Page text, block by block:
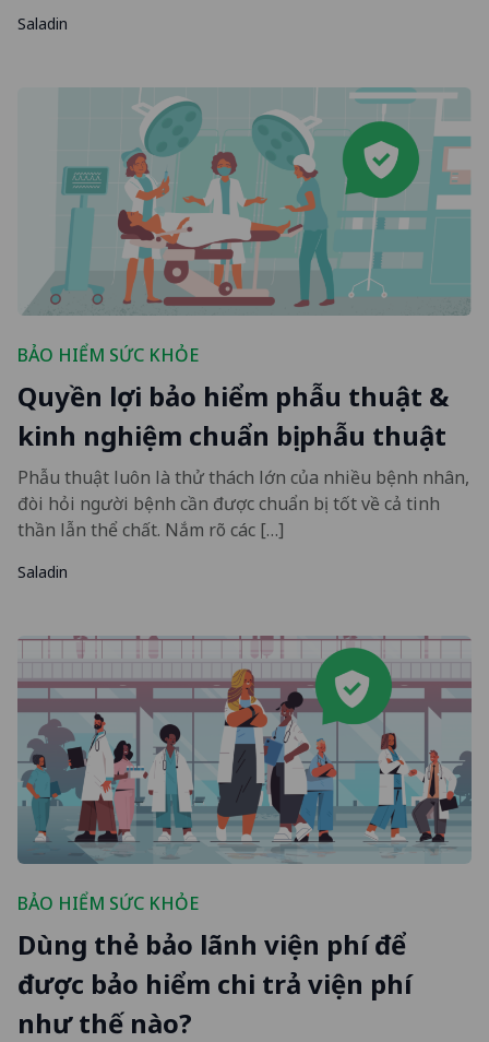
Saladin
BẢO HIỂM SỨC KHỎE
Quyền lợi bảo hiểm phẫu thuật &
kinh nghiệm chuẩn bị phẫu thuật
Phẫu thuật luôn là thử thách lớn của nhiều bệnh nhân,
đòi hỏi người bệnh cần được chuẩn bị tốt về cả tinh
thần lẫn thể chất. Nắm rõ các […]
Saladin
BẢO HIỂM SỨC KHỎE
Dùng thẻ bảo lãnh viện phí để
được bảo hiểm chi trả viện phí
như thế nào?